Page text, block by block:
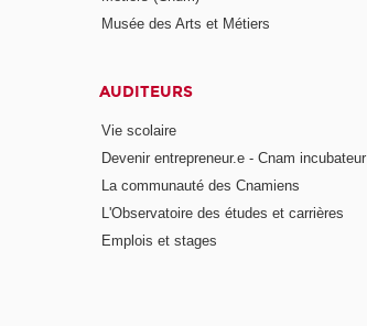
Musée des Arts et Métiers
AUDITEURS
Vie scolaire
Devenir entrepreneur.e - Cnam incubateur
La communauté des Cnamiens
L'Observatoire des études et carrières
Emplois et stages